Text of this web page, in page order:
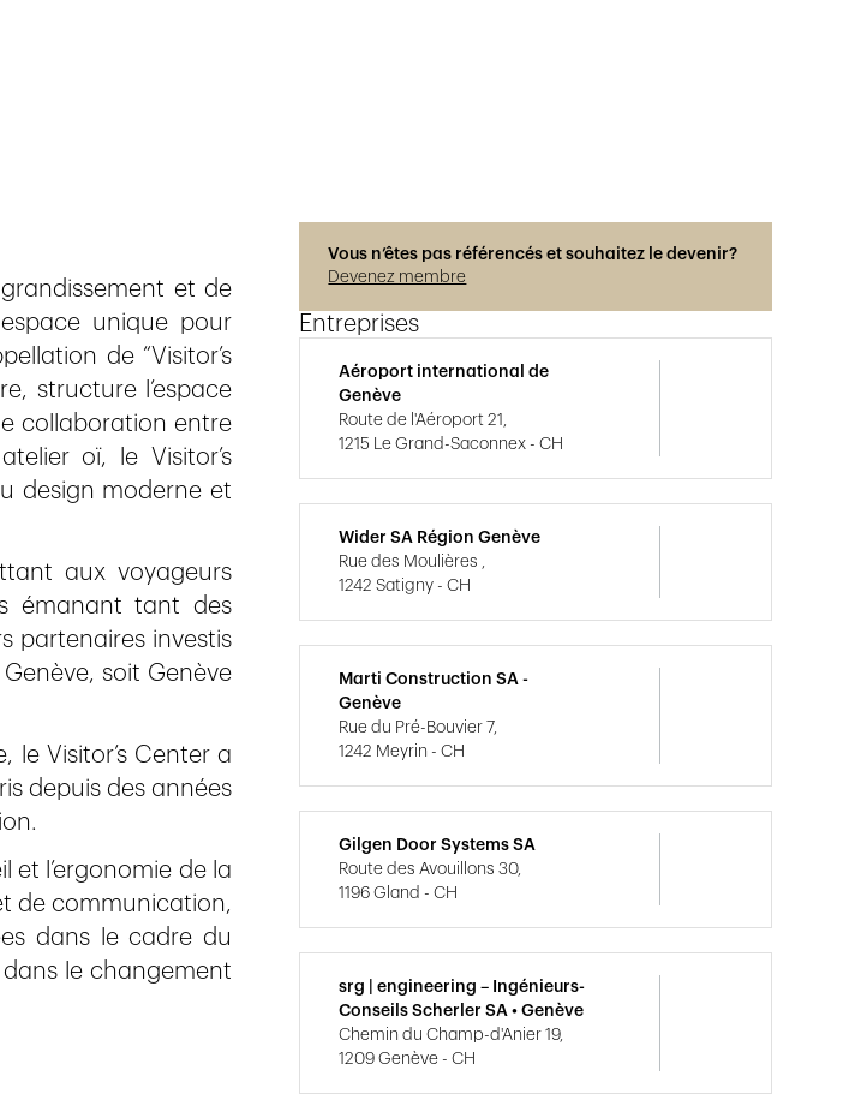
et de
unique pour
de “Visitor’s
structure l’espace
collaboration entre
oï, le Visitor’s
design moderne et
aux voyageurs
émanant tant des
partenaires investis
soit Genève
le Visitor’s Center a
depuis des années
et l’ergonomie de la
de communication,
dans le cadre du
le changement
Vous n’êtes pas référencés et souhaitez le devenir?
Devenez membre
Entreprises
Aéroport international de
Genève
Route de l'Aéroport 21,
1215 Le Grand-Saconnex - CH
Wider SA Région Genève
Rue des Moulières ,
1242 Satigny - CH
Marti Construction SA -
Genève
Rue du Pré-Bouvier 7,
1242 Meyrin - CH
Gilgen Door Systems SA
Route des Avouillons 30,
1196 Gland - CH
srg | engineering – Ingénieurs-
Conseils Scherler SA • Genève
Chemin du Champ-d'Anier 19,
1209 Genève - CH